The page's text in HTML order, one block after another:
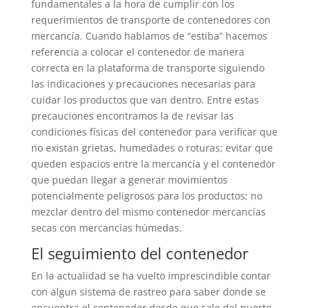
fundamentales a la hora de cumplir con los
requerimientos de transporte de contenedores con
mercancía. Cuando hablamos de “estiba” hacemos
referencia a colocar el contenedor de manera
correcta en la plataforma de transporte siguiendo
las indicaciones y precauciones necesarias para
cuidar los productos que van dentro. Entre estas
precauciones encontramos la de revisar las
condiciones físicas del contenedor para verificar que
no existan grietas, humedades o roturas; evitar que
queden espacios entre la mercancía y el contenedor
que puedan llegar a generar movimientos
potencialmente peligrosos para los productos; no
mezclar dentro del mismo contenedor mercancías
secas con mercancías húmedas.
El seguimiento del contenedor
En la actualidad se ha vuelto imprescindible contar
con algun sistema de rastreo para saber donde se